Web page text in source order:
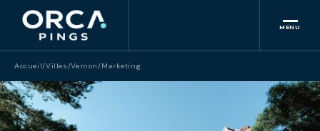
MENU
Accueil/Villes/Vernon/Marketing